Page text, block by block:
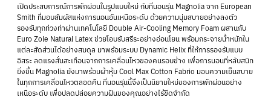
เปิดประสบการณ์การพักผ่อนในรูปแบบใหม่ กับที่นอนรุ่น Magnolia จาก European
Smith ที่มอบสัมผัสแห่งการนอนอันเหนือระดับ ด้วยความนุ่มสบายอย่างลงตัว
รองรับทุกท่วงท่าผ่านเทคโนโลยี Double Air-Cooling Memory Foam ผสานกับ
Euro Zole Natural Latex ช่วยโอบรับสรีระอย่างอ่อนโยน พร้อมกระจายน้ำหนักใน
แต่ละสัดส่วนได้อย่างสมดุล มาพร้อมระบบ Dynamic Helix ที่ให้การรองรับแบบ
อิสระ ลดแรงสั่นสะเทือนจากการเคลื่อนไหวของคนรอบข้าง เพื่อการนอนที่หลับสนิท
ยิ่งขึ้น Magnolia ยังมาพร้อมผ้าหุ้ม Cool Max Cotton Fabrio มอบความเย็นสบาย
ในทุกการเคลื่อนไหวตลอดคืน ที่นอนรุ่นนี้จึงเป็นนิยามใหม่ของการพักผ่อนอย่าง
เหนือระดับ เพื่อปลดปล่อยความฝันของคุณอย่างไร้ขีดจำกัด